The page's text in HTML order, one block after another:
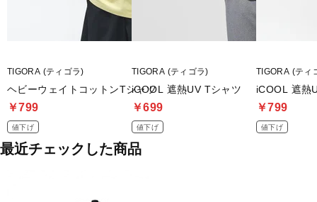
TIGORA (ティゴラ)
ヘビーウェイトコットンTシャツ
￥799
値下げ
TIGORA (ティゴラ)
iCOOL 遮熱UV Tシャツ
￥699
値下げ
TIGORA (ティ
iCOOL 遮熱
￥799
値下げ
最近チェックした商品